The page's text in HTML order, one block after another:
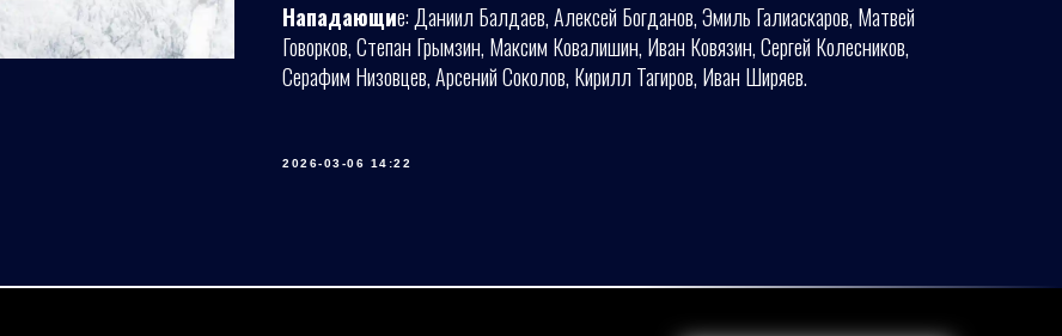
Нападающие: Даниил Балдаев, Алексей Богданов, Эмиль Галиаскаров, Матвей
Говорков, Степан Грымзин, Максим Ковалишин, Иван Ковязин, Сергей Колесников,
Серафим Низовцев, Арсений Соколов, Кирилл Тагиров, Иван Ширяев.
2026-03-06 14:22